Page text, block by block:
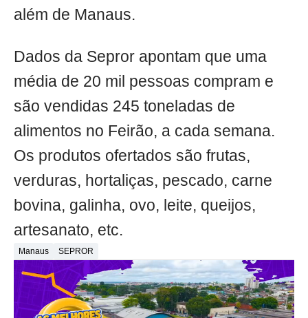
além de Manaus.
Dados da Sepror apontam que uma
média de 20 mil pessoas compram e
são vendidas 245 toneladas de
alimentos no Feirão, a cada semana.
Os produtos ofertados são frutas,
verduras, hortaliças, pescado, carne
bovina, galinha, ovo, leite, queijos,
artesanato, etc.
Manaus SEPROR